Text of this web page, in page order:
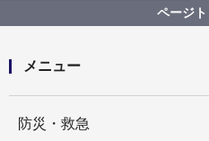
【入札結果公表】【公
職支援」市内企業調査
ページ
メニュー
防災・救急